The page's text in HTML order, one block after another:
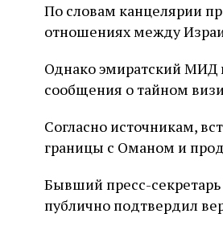
По словам канцелярии
отношениях между
Однако эмиратский МИД
сообщения о тайном
Согласно источникам,
границы с Оманом и
Бывший пресс-
публично подтвердил
судьбу
Примерно за полторы
местам Эрец‑Исраэль. Он
частности, Пещеру
необычайное напряжение
отказался приходить к
чтобы не собирать
самым не усиливать
5 августа Проверено